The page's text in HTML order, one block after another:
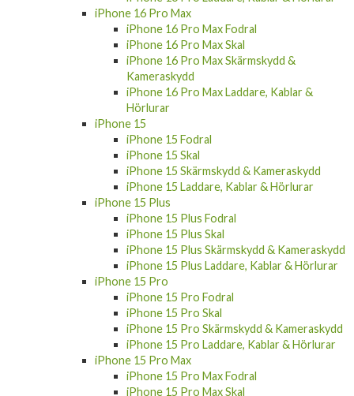
iPhone 16 Pro Max
iPhone 16 Pro Max Fodral
iPhone 16 Pro Max Skal
iPhone 16 Pro Max Skärmskydd &
Kameraskydd
iPhone 16 Pro Max Laddare, Kablar &
Hörlurar
iPhone 15
iPhone 15 Fodral
iPhone 15 Skal
iPhone 15 Skärmskydd & Kameraskydd
iPhone 15 Laddare, Kablar & Hörlurar
iPhone 15 Plus
iPhone 15 Plus Fodral
iPhone 15 Plus Skal
iPhone 15 Plus Skärmskydd & Kameraskydd
iPhone 15 Plus Laddare, Kablar & Hörlurar
iPhone 15 Pro
iPhone 15 Pro Fodral
iPhone 15 Pro Skal
iPhone 15 Pro Skärmskydd & Kameraskydd
iPhone 15 Pro Laddare, Kablar & Hörlurar
iPhone 15 Pro Max
iPhone 15 Pro Max Fodral
iPhone 15 Pro Max Skal